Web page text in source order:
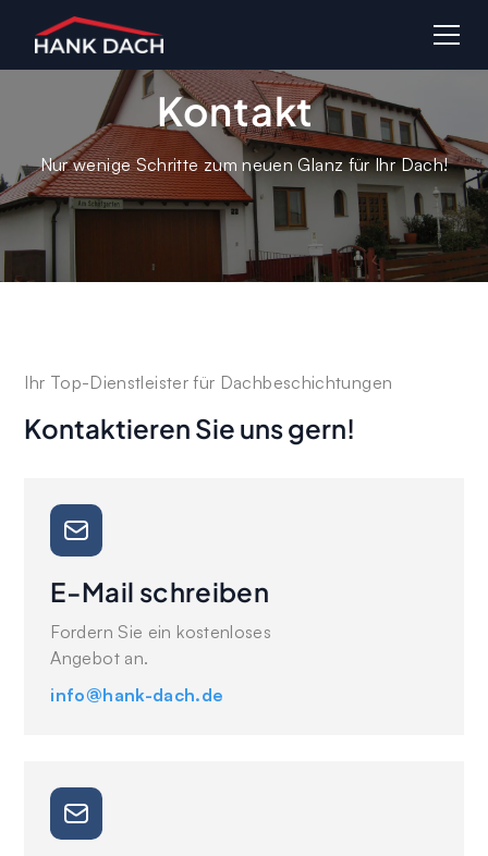
Kontakt
Nur wenige Schritte zum neuen Glanz für Ihr Dach!
Ihr Top-Dienstleister für Dachbeschichtungen
Kontaktieren Sie uns gern!
E-Mail schreiben
Fordern Sie ein kostenloses
Angebot an.
info@hank-dach.de